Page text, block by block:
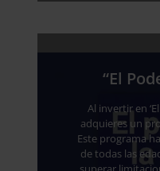
“El
Al invertir en
adquieres un
Este programa
de todas las